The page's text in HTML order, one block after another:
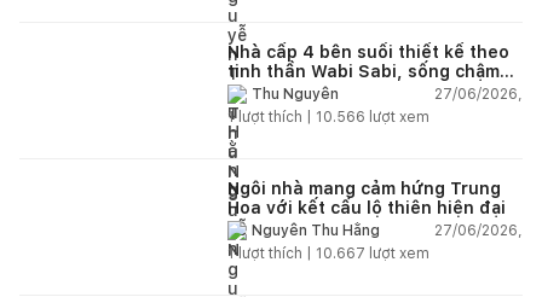
Nhà cấp 4 bên suối thiết kế theo
tinh thần Wabi Sabi, sống chậm
giữa thiên nhiên
Thu Nguyễn
27/06/2026,
1lượt thích | 10.566 lượt xem
Ngôi nhà mang cảm hứng Trung
Hoa với kết cấu lộ thiên hiện đại
Nguyễn Thu Hằng
27/06/2026,
1lượt thích | 10.667 lượt xem